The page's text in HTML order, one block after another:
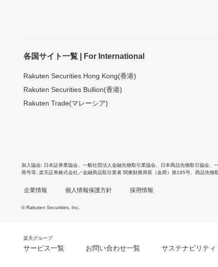
各国サイト一覧 | For International
Rakuten Securities Hong Kong(香港)
Rakuten Securities Bullion(香港)
Rakuten Trade(マレーシア)
加入協会 日本証券業協会 一般社団法人金融先物取引業協会 日本商品先物取引協会
商号等 楽天証券株式会社／金融商品取引業者 関東財務局長（金商）第195号、商品先物
企業情報 個人情報保護方針 採用情報
© Rakuten Securities, Inc.
楽天グループ
サービス一覧 お問い合わせ一覧 サステナビリティ